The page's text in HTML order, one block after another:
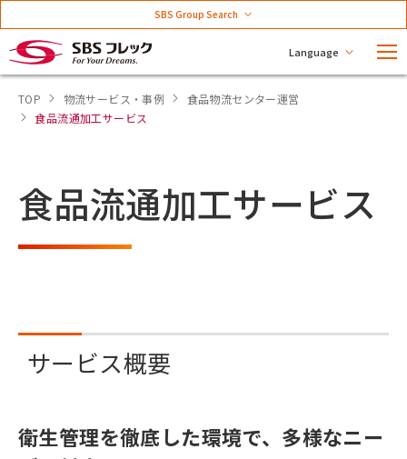
Language
SBS Group Search
TOP 物流サービス・事例
食品物流センター運営
食品流通加工サービス
食品流通加工サービス
サービス概要
衛生管理を徹底した環境で、多様なニー